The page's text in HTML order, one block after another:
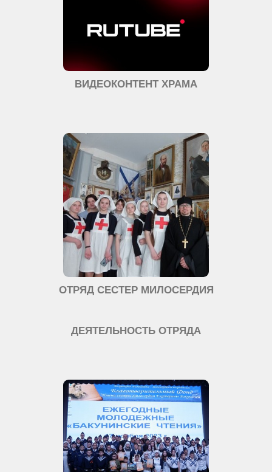
ВИДЕОКОНТЕНТ ХРАМА
ОТРЯД СЕСТЕР МИЛОСЕРДИЯ
ДЕЯТЕЛЬНОСТЬ ОТРЯДА